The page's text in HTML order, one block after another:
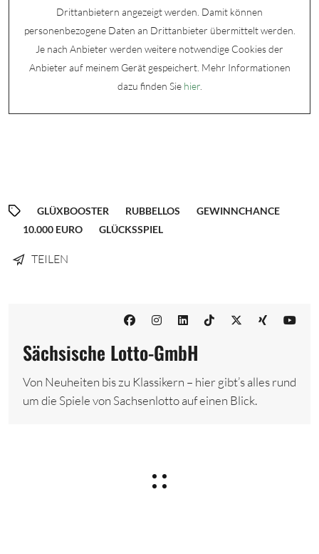
Drittanbietern angezeigt werden. Damit können
personenbezogene Daten an Drittanbieter übermittelt werden.
Je nach Anbieter werden weitere notwendige Cookies der
Anbieter auf meinem Gerät gespeichert. Mehr Informationen
dazu finden Sie hier.
GLÜXBOOSTER RUBBELLOS
GEWINNCHANCE
10.000 EURO
GLÜCKSSPIEL
TEILEN
Sächsische Lotto-GmbH
Von Neuheiten bis zu Klassikern – hier gibt’s alles rund
um die Spiele von Sachsenlotto auf einen Blick.